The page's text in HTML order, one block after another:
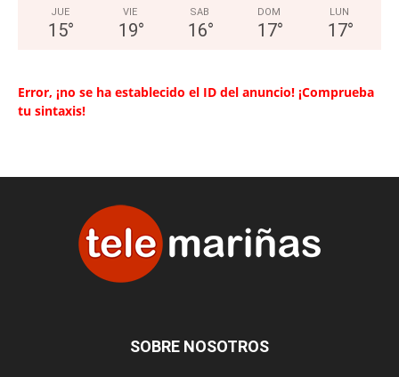
JUE
15°
VIE
19°
SAB
16°
DOM
17°
LUN
17°
Error, ¡no se ha establecido el ID del anuncio! ¡Comprueba
tu sintaxis!
SOBRE NOSOTROS